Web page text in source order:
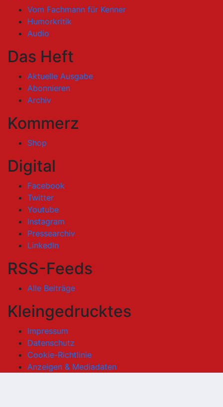
Vom Fachmann für Kenner
Humorkritik
Audio
Das Heft
Aktuelle Ausgabe
Abonnieren
Archiv
Kommerz
Shop
Digital
Facebook
Twitter
Youtube
Instagram
Pressearchiv
LinkedIn
RSS-Feeds
Alle Beiträge
Kleingedrucktes
Impressum
Datenschutz
Cookie-Richtlinie
Anzeigen & Mediadaten